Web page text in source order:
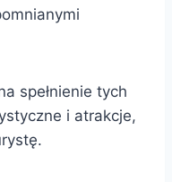
spełnienie tych
i atrakcje,